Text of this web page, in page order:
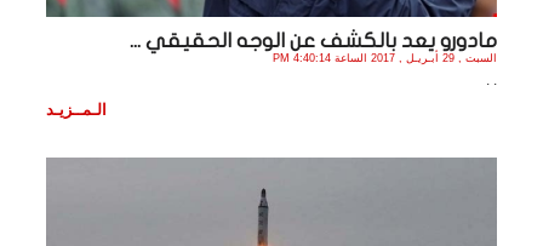
مادورو يعد بالكشف عن الوجه الحقيقي ...
السبت , 29 أبـريـل , 2017 الساعة 4:40:14 PM
الـمــزيـد